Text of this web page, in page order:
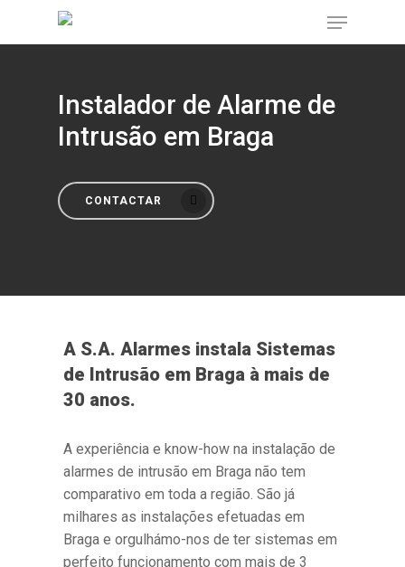
Pressione Enter para procurar ou ESC para
Instalador de Alarme de
Intrusão em Braga
CONTACTAR
A S.A. Alarmes instala Sistemas
de Intrusão em Braga à mais de
30 anos.
A experiência e know-how na instalação de
alarmes de intrusão em Braga não tem
comparativo em toda a região. São já
milhares as instalações efetuadas em
Braga e orgulhámo-nos de ter sistemas em
perfeito funcionamento com mais de 3